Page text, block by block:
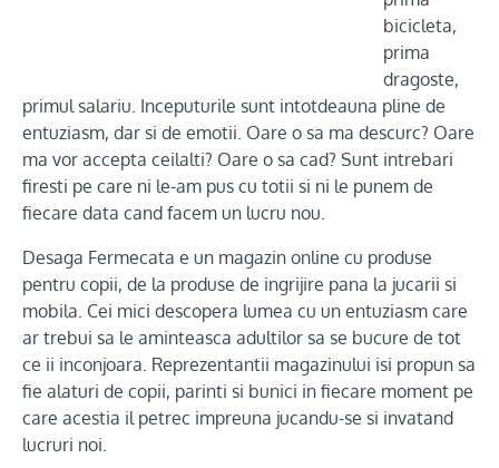
bicicleta,
prima
dragoste,
primul salariu. Inceputurile sunt intotdeauna pline de
entuziasm, dar si de emotii. Oare o sa ma descurc? Oare
ma vor accepta ceilalti? Oare o sa cad? Sunt intrebari
firesti pe care ni le-am pus cu totii si ni le punem de
fiecare data cand facem un lucru nou.
Desaga Fermecata e un magazin online cu produse
pentru copii, de la produse de ingrijire pana la jucarii si
mobila. Cei mici descopera lumea cu un entuziasm care
ar trebui sa le aminteasca adultilor sa se bucure de tot
ce ii inconjoara. Reprezentantii magazinului isi propun sa
fie alaturi de copii, parinti si bunici in fiecare moment pe
care acestia il petrec impreuna jucandu-se si invatand
lucruri noi.